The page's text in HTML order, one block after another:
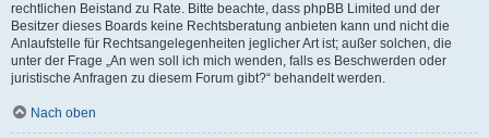
rechtlichen Beistand zu Rate. Bitte beachte, dass phpBB Limited und der
Besitzer dieses Boards keine Rechtsberatung anbieten kann und nicht die
Anlaufstelle für Rechtsangelegenheiten jeglicher Art ist; außer solchen, die
unter der Frage „An wen soll ich mich wenden, falls es Beschwerden oder
juristische Anfragen zu diesem Forum gibt?“ behandelt werden.
Nach oben